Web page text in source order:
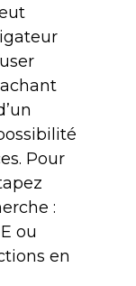
Pour
:
ou
en